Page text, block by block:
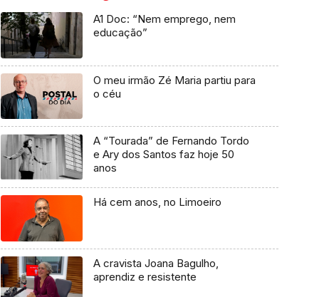
A1 Doc: “Nem emprego, nem
educação”
O meu irmão Zé Maria partiu para
o céu
A “Tourada” de Fernando Tordo
e Ary dos Santos faz hoje 50
anos
Há cem anos, no Limoeiro
A cravista Joana Bagulho,
aprendiz e resistente